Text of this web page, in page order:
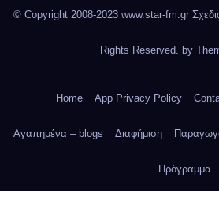
© Copyright 2008-2023 www.star-fm.gr
Rights Reserved. by
Home App Privacy Policy
Αγαπημένα – blogs Διαφήμιση
Πρόγραμμα